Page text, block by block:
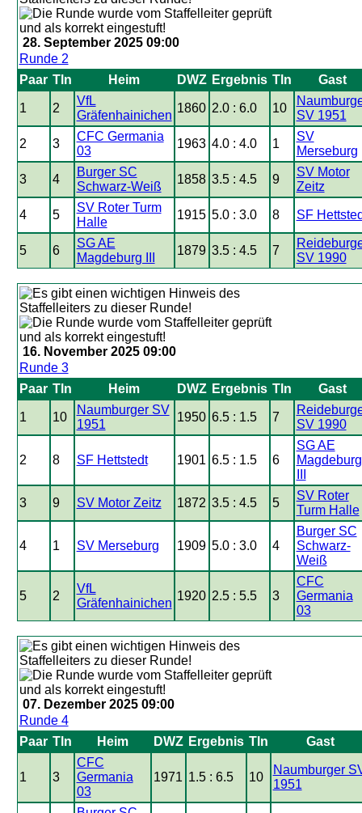
28. September 2025 09:00
Runde 2
Paar Tln Heim DWZ Ergebnis Tln Gast
1 2
VfL
Gräfenhainichen
1860 2.0 : 6.0 10
SV 1951
2 3
CFC Germania
03
1963 4.0 : 4.0 1
SV
Merseburg
3 4
Burger SC
Schwarz-Weiß
1858 3.5 : 4.5 9
SV Motor
Zeitz
4 5
SV Roter Turm
Halle
1915 5.0 : 3.0 8 SF
5 6
SG AE
Magdeburg III
1879 3.5 : 4.5 7
SV 1990
16. November 2025 09:00
Runde 3
Paar Tln Heim DWZ Ergebnis Tln Gast
1 10
Naumburger SV
1951
1950 6.5 : 1.5 7
SV 1990
2 8 SF Hettstedt 1901 6.5 : 1.5 6
SG AE
Magdeburg
3 9 SV Motor Zeitz 1872 3.5 : 4.5 5
SV Roter
Turm Halle
4 1 SV Merseburg 1909 5.0 : 3.0 4
Burger SC
Schwarz-
Weiß
5 2
VfL
Gräfenhainichen
1920 2.5 : 5.5 3
CFC
Germania
03
07. Dezember 2025 09:00
Runde 4
Paar Tln Heim DWZ Ergebnis Tln Gast
1 3
CFC
Germania
03
1971 1.5 : 6.5 10
Naumburger
1951